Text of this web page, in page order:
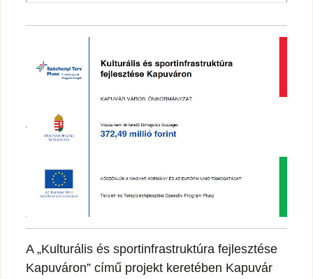
A „Kulturális és sportinfrastruktúra fejlesztése
Kapuváron” című projekt keretében Kapuvár